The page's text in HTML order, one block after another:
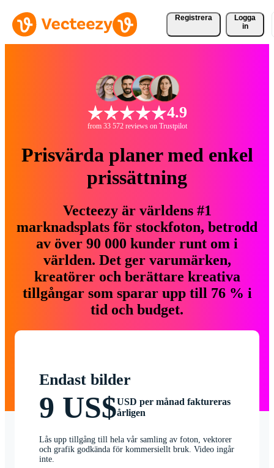
Registrera
Logga
in
4.9
from 33 572 reviews on Trustpilot
Prisvärda planer med enkel
prissättning
Vecteezy är världens #1
marknadsplats för stockfoton, betrodd
av över 90 000 kunder runt om i
världen. Det ger varumärken,
kreatörer och berättare kreativa
tillgångar som sparar upp till 76 % i
tid och budget.
Endast bilder
9 US$USD per månad faktureras
årligen
Lås upp tillgång till hela vår samling av foton, vektorer
och grafik godkända för kommersiellt bruk. Video ingår
inte.